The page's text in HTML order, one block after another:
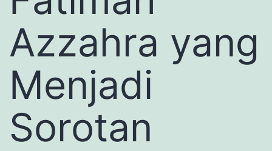
Azzahra yang
Menjadi
Sorotan